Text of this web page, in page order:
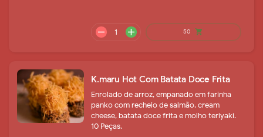
K.maru Hot Com Batata Doce Frita
Enrolado de arroz, empanado em farinha
panko com recheio de salmão, cream
cheese, batata doce frita e molho teriyaki.
10 Peças.